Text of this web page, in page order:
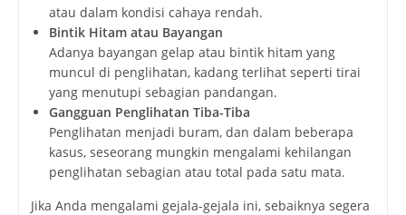
atau dalam kondisi cahaya rendah.
Bintik Hitam atau Bayangan
Adanya bayangan gelap atau bintik hitam yang
muncul di penglihatan, kadang terlihat seperti tirai
yang menutupi sebagian pandangan.
Gangguan Penglihatan Tiba-Tiba
Penglihatan menjadi buram, dan dalam beberapa
kasus, seseorang mungkin mengalami kehilangan
penglihatan sebagian atau total pada satu mata.
Jika Anda mengalami gejala-gejala ini, sebaiknya segera